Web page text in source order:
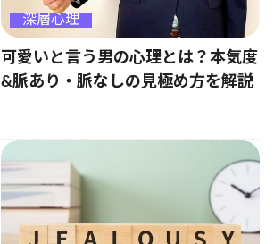
深層心理
可愛いと言う男の心理とは？本気度
&脈あり・脈なしの見極め方を解説